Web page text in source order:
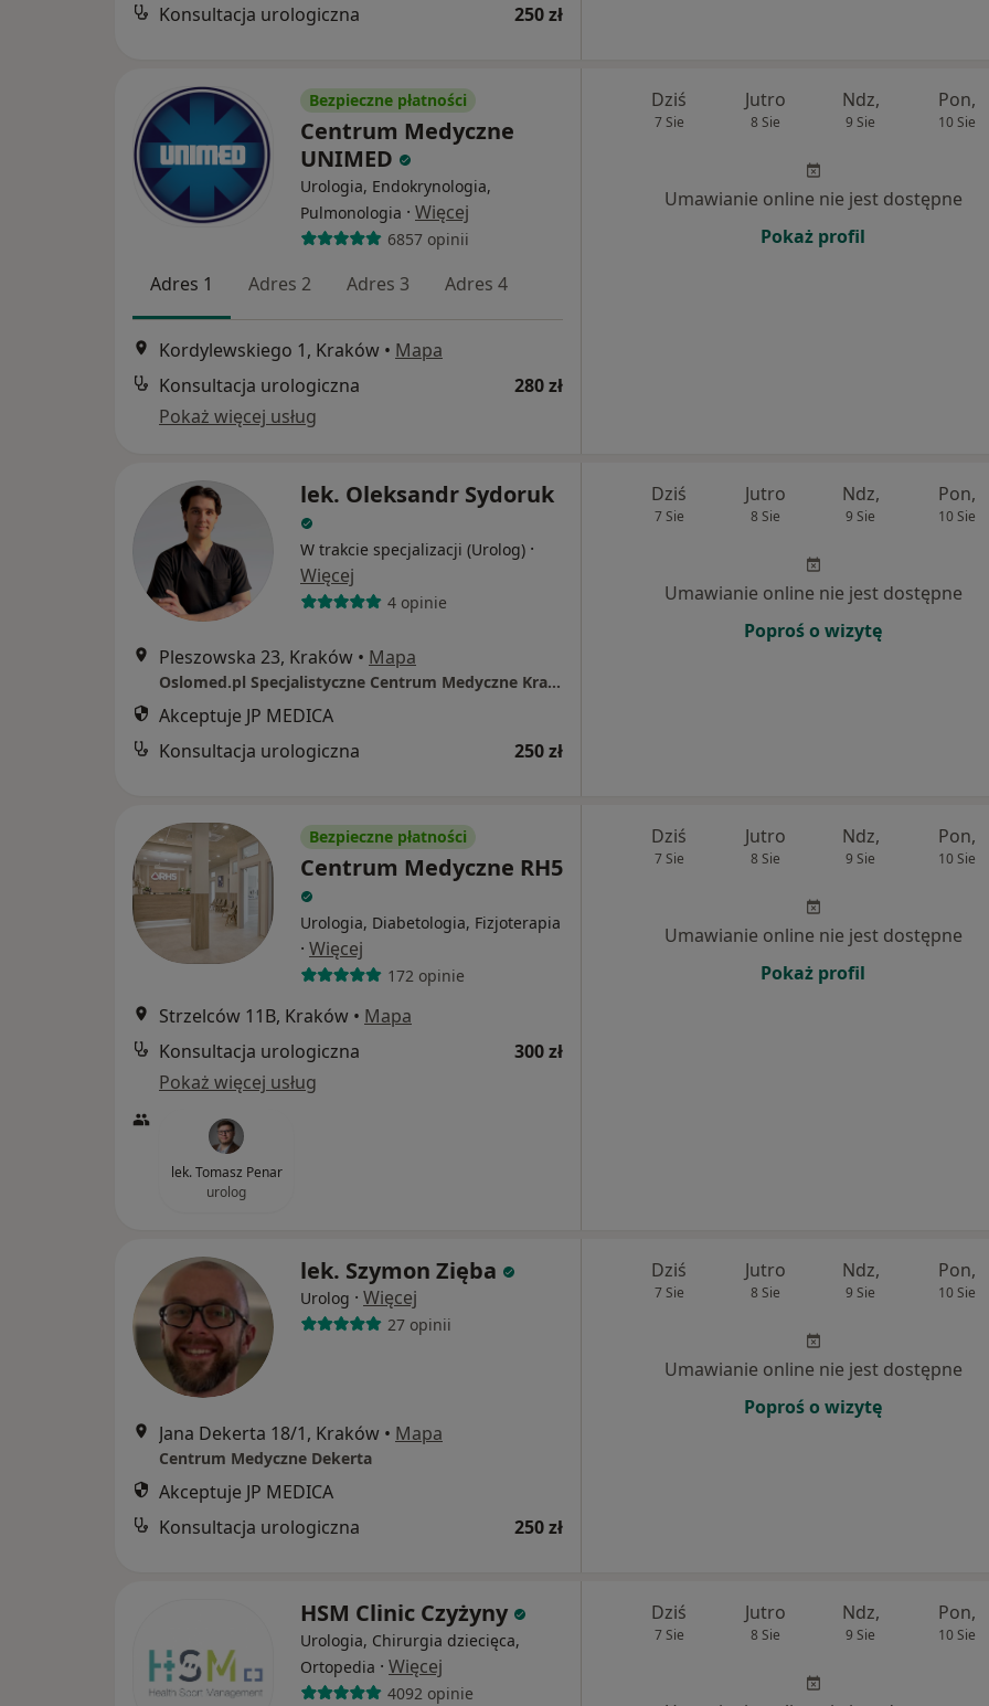
Konsultacja urologiczna
250 zł
Bezpieczne płatności
Centrum Medyczne
UNIMED
Urologia, Endokrynologia,
Pulmonologia · Więcej
6857 opinii
Adres 1 Adres 2 Adres 3 Adres 4
Kordylewskiego 1, Kraków • Mapa
Konsultacja urologiczna
280 zł
Pokaż więcej usług
Dziś
7 Sie
Jutro
8 Sie
Ndz,
9 Sie
Pon,
10 Sie
Umawianie online nie jest dostępne
Pokaż profil
lek. Oleksandr Sydoruk
W trakcie specjalizacji (Urolog) ·
Więcej
4 opinie
Pleszowska 23, Kraków • Mapa
Oslomed.pl Specjalistyczne Centrum Medyczne Kraków (ul. Pleszowska 23)
Akceptuje JP MEDICA
Konsultacja urologiczna
250 zł
Dziś
7 Sie
Jutro
8 Sie
Ndz,
9 Sie
Pon,
10 Sie
Umawianie online nie jest dostępne
Poproś o wizytę
Bezpieczne płatności
Centrum Medyczne RH5
Urologia, Diabetologia, Fizjoterapia
· Więcej
172 opinie
Strzelców 11B, Kraków • Mapa
Konsultacja urologiczna
300 zł
Pokaż więcej usług
lek. Tomasz Penar
urolog
Dziś
7 Sie
Jutro
8 Sie
Ndz,
9 Sie
Pon,
10 Sie
Umawianie online nie jest dostępne
Pokaż profil
lek. Szymon Zięba
Urolog · Więcej
27 opinii
Jana Dekerta 18/1, Kraków • Mapa
Centrum Medyczne Dekerta
Akceptuje JP MEDICA
Konsultacja urologiczna
250 zł
Dziś
7 Sie
Jutro
8 Sie
Ndz,
9 Sie
Pon,
10 Sie
Umawianie online nie jest dostępne
Poproś o wizytę
HSM Clinic Czyżyny
Urologia, Chirurgia dziecięca,
Ortopedia · Więcej
4092 opinie
Dziś
7 Sie
Jutro
8 Sie
Ndz,
9 Sie
Pon,
10 Sie